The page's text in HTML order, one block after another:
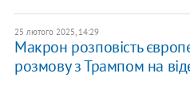
25 лютого 2025, 14:29
Макрон розповість
розмову з Трампом на